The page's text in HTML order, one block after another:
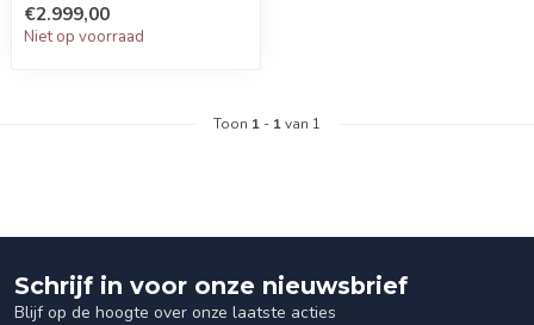
€2.999,00
Niet op voorraad
Toon 1 - 1van 1
Schrijf in voor onze nieuwsbrief
Blijf op de hoogte over onze laatste acties